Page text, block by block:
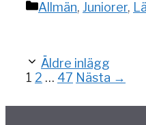
Kategorier
Allmän, Juniorer,
Äldre inlägg
Sida
1 Sida
2 … Sida
47 Nästa →